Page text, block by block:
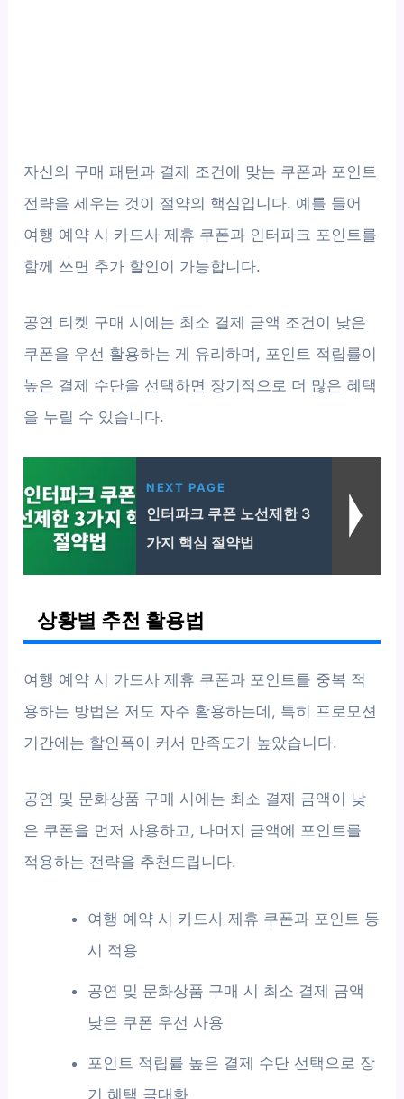
자신의 구매 패턴과 결제 조건에 맞는 쿠폰과 포인트
전략을 세우는 것이 절약의 핵심입니다. 예를 들어
여행 예약 시 카드사 제휴 쿠폰과 인터파크 포인트를
함께 쓰면 추가 할인이 가능합니다.
공연 티켓 구매 시에는 최소 결제 금액 조건이 낮은
쿠폰을 우선 활용하는 게 유리하며, 포인트 적립률이
높은 결제 수단을 선택하면 장기적으로 더 많은 혜택
을 누릴 수 있습니다.
NEXT PAGE
인터파크 쿠폰 노선제한 3
가지 핵심 절약법
상황별 추천 활용법
여행 예약 시 카드사 제휴 쿠폰과 포인트를 중복 적
용하는 방법은 저도 자주 활용하는데, 특히 프로모션
기간에는 할인폭이 커서 만족도가 높았습니다.
공연 및 문화상품 구매 시에는 최소 결제 금액이 낮
은 쿠폰을 먼저 사용하고, 나머지 금액에 포인트를
적용하는 전략을 추천드립니다.
여행 예약 시 카드사 제휴 쿠폰과 포인트 동
시 적용
공연 및 문화상품 구매 시 최소 결제 금액
낮은 쿠폰 우선 사용
포인트 적립률 높은 결제 수단 선택으로 장
기 혜택 극대화